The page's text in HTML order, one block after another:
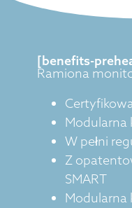
[benefits-
Ramiona
Modularna
W pełni
Z
SMART
Modularna